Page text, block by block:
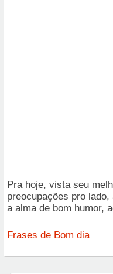
Pra hoje, vista seu
preocupações pro
a alma de bom humor,
Frases de Bom dia